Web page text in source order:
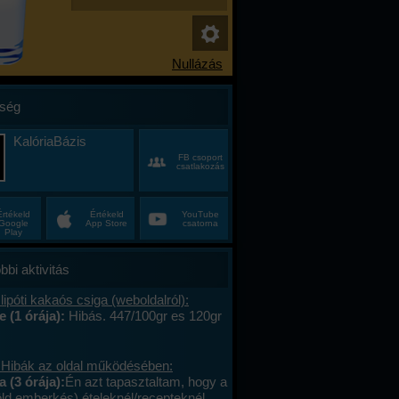
KalóriaBázis
FB csoport
csatlakozás
Play
Értékeld
App Store
YouTube
csatorna
aktivitás
kakaós csiga (weboldalról):
(1 órája): Hibás. 447/100gr es 120gr
az oldal működésében:
(3 órája):Én azt tapasztaltam, hogy a